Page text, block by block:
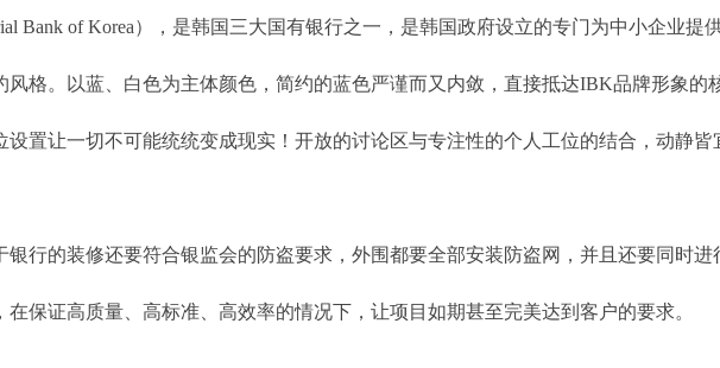
Bank of Korea），是韩国三大国有银行之一，是韩国政府设立的专门为中小企业提
风格。以蓝、白色为主体颜色，简约的蓝色严谨而又内敛，直接抵达IBK品牌形象的
设置让一切不可能统统变成现实！开放的讨论区与专注性的个人工位的结合，动静
银行的装修还要符合银监会的防盗要求，外围都要全部安装防盗网，并且还要同时
保证高质量、高标准、高效率的情况下，让项目如期甚至完美达到客户的要求。